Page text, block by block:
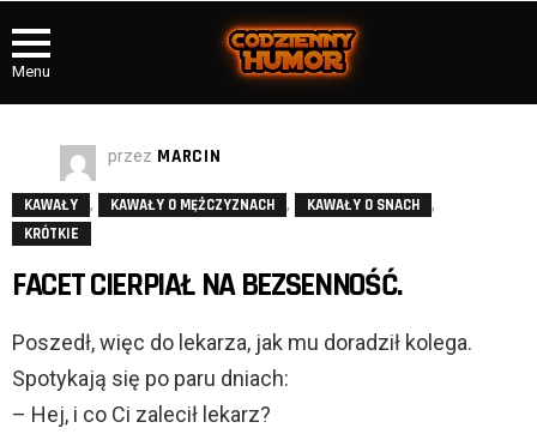
Menu
przez MARCIN
KAWAŁY , KAWAŁY O MĘŻCZYZNACH , KAWAŁY O SNACH ,
KRÓTKIE
FACET CIERPIAŁ NA BEZSENNOŚĆ.
Poszedł, więc do lekarza, jak mu doradził kolega.
Spotykają się po paru dniach:
– Hej, i co Ci zalecił lekarz?